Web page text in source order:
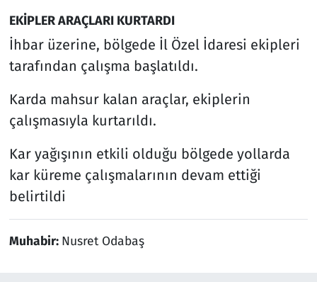
EKİPLER ARAÇLARI KURTARDI
İhbar üzerine, bölgede İl Özel İdaresi ekipleri
tarafından çalışma başlatıldı.
Karda mahsur kalan araçlar, ekiplerin
çalışmasıyla kurtarıldı.
Kar yağışının etkili olduğu bölgede yollarda
kar küreme çalışmalarının devam ettiği
belirtildi
Muhabir: Nusret Odabaş
Teknoloji ve Bilim